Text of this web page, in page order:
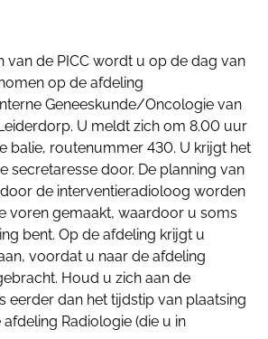
van de PICC wordt u op de dag van
op de afdeling
Geneeskunde/Oncologie van
U meldt zich om 8.00 uur
balie, routenummer 430. U krijgt het
secretaresse door. De planning van
de interventieradioloog worden
voren gemaakt, waardoor u soms
bent. Op de afdeling krijgt u
voordat u naar de afdeling
Houd u zich aan de
eerder dan het tijdstip van plaatsing
Radiologie (die u in